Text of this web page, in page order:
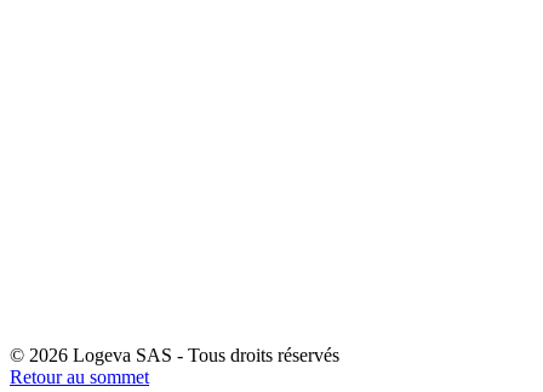
© 2026 Logeva SAS - Tous droits réservés
Retour au sommet